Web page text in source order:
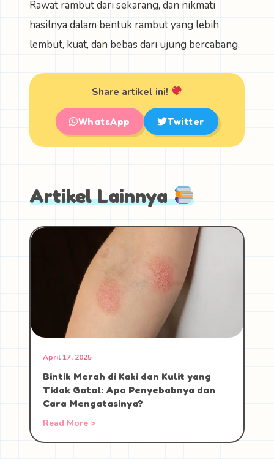
Rawat rambut dari sekarang, dan nikmati
hasilnya dalam bentuk rambut yang lebih
lembut, kuat, dan bebas dari ujung bercabang.
Share artikel ini!
WhatsApp Twitter
Artikel Lainnya
April 17, 2025
Bintik Merah di Kaki dan Kulit yang
Tidak Gatal: Apa Penyebabnya dan
Cara Mengatasinya?
Read More >